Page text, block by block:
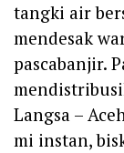
tangki air
mendesak
pascabanjir.
Langsa –
mi instan,